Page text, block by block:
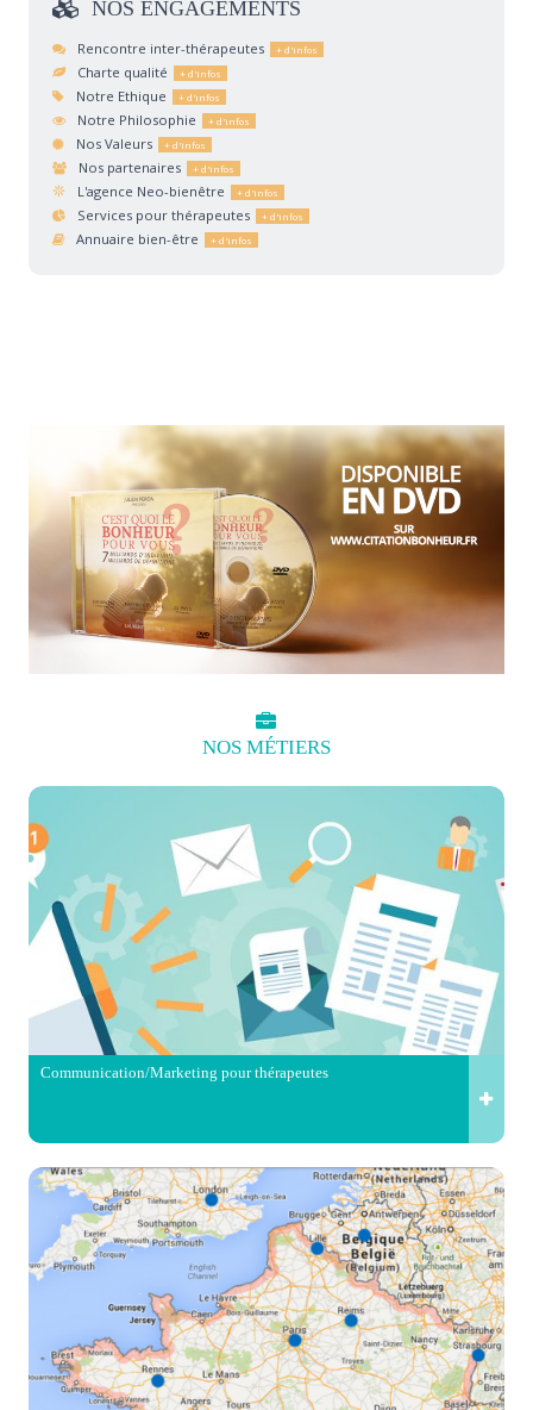
NOS ENGAGEMENTS
Rencontre inter-thérapeutes
Charte qualité
Notre Ethique
Notre Philosophie
Nos Valeurs
Nos partenaires
L'agence Neo-bienêtre
Services pour thérapeutes
Annuaire bien-être
NOS MÉTIERS
Communication/Marketing pour thérapeutes